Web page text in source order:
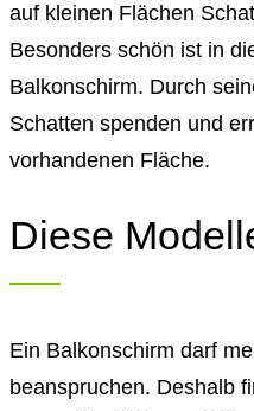
auf kleinen Flächen
Besonders schön ist in
Balkonschirm. Durch
Schatten spenden und
vorhandenen Fläche.
Diese
Ein Balkonschirm darf
beanspruchen. Deshalb